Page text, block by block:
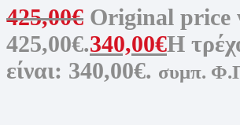
425,00€ Original price
425,00€.340,00€Η
είναι: 340,00€. συμπ.